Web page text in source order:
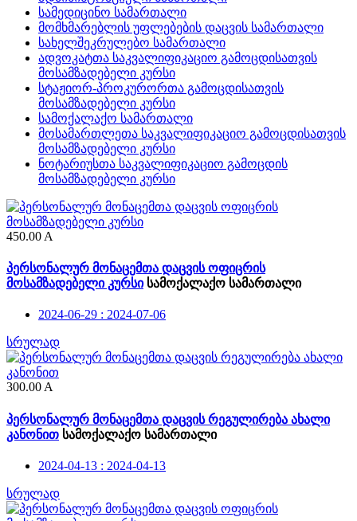
სამედიცინო სამართალი
მომხმარებლის უფლებების დაცვის სამართალი
სახელშეკრულებო სამართალი
ადვოკატთა საკვალიფიკაციო გამოცდისათვის
მოსამზადებელი კურსი
სტაჟიორ-პროკურორთა გამოცდისათვის
მოსამზადებელი კურსი
სამოქალაქო სამართალი
მოსამართლეთა საკვალიფიკაციო გამოცდისათვის
მოსამზადებელი კურსი
ნოტარიუსთა საკვალიფიკაციო გამოცდის
მოსამზადებელი კურსი
450.00 A
პერსონალურ მონაცემთა დაცვის ოფიცრის
მოსამზადებელი კურსი სამოქალაქო სამართალი
2024-06-29 : 2024-07-06
სრულად
300.00A
პერსონალურ მონაცემთა დაცვის რეგულირება ახალი
კანონით სამოქალაქო სამართალი
2024-04-13 : 2024-04-13
სრულად